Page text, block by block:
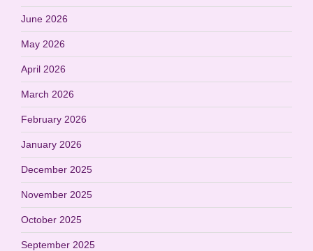
June 2026
May 2026
April 2026
March 2026
February 2026
January 2026
December 2025
November 2025
October 2025
September 2025